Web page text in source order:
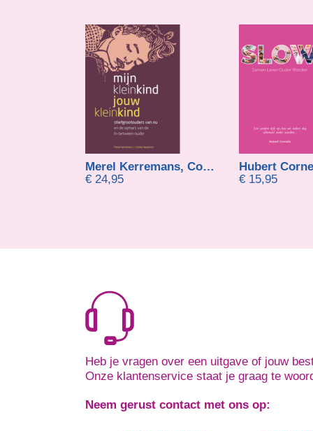
Merel Kerremans, Corrie Haverkort
€ 24,95
Hubert
€ 15,95
Heb je vragen over een uitgave of jouw
Onze klantenservice staat je graag te
Neem gerust contact met ons op: